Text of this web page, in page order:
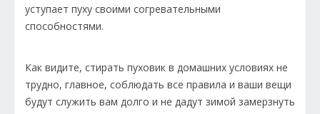
уступает пуху своими согревательными
способностями.
Как видите, стирать пуховик в домашних условиях не
трудно, главное, соблюдать все правила и ваши вещи
будут служить вам долго и не дадут зимой замерзнуть